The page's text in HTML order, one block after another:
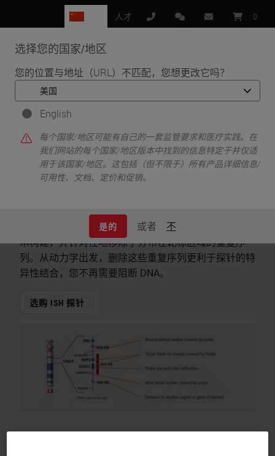
选择您的国家/地区
您的位置与地址（URL）不匹配，您想更改它吗？
English
每个国家/地区可能有自己的一套监管要求和医疗实践。在
我们网站的每个国家/地区版本中找到的信息特定于并仅适
用于该国家/地区。这包括（但不限于）所有产品详细信息/
可用性、文档、定价和促销。
是的 或者 不
人才 : 0
首页 • IHC 和 ISH • 分子解决方案 • Kreatech FISH 探针
Kreatech FISH 探针
探针是 DNA 原位杂交方面的最新成
果。此类探针利用差减杂交的 REPEAT-FREE* 专利技
术构建，并针对性地移除了分布在靶标区域的重复序
列。从动力学出发，删除这些重复序列更利于探针的特
异性结合，您不再需要阻断 DNA。
选购 ISH 探针